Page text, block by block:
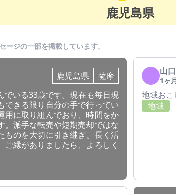
鹿児島県
ジの一部を掲載しています。
鹿児島県
薩摩
でいる33歳です。現在も毎日現
できる限り自分の手で行ってい
用に取り組んでおり、時間をか
。派手な転売や短期売却ではな
ものを大切に引き継ぎ、長く活
縁がありましたら、よろしく
山
1ヶ
地域お
地域